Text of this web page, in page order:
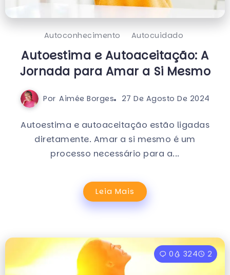
Autoconhecimento Autocuidado
Autoestima e Autoaceitação: A
Jornada para Amar a Si Mesmo
Por Aimée Borges 27 De Agosto De 2024
Autoestima e autoaceitação estão ligadas
diretamente. Amar a si mesmo é um
processo necessário para a...
Leia Mais
0 324 2